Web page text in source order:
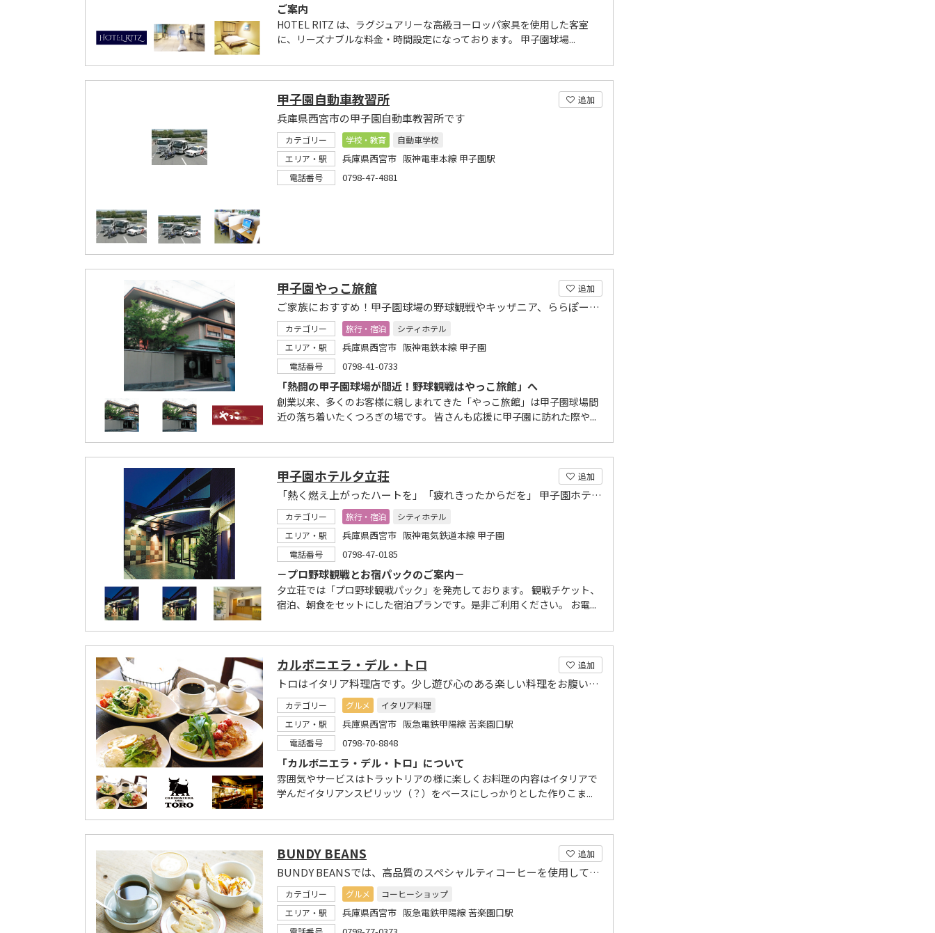
ご案内
HOTEL RITZ は、ラグジュアリーな高級ヨーロッパ家具を使用した客室
に、リーズナブルな料金・時間設定になっております。 甲子園球場...
追加
甲子園自動車教習所
兵庫県西宮市の甲子園自動車教習所です
カテゴリー 学校・教育
自動車学校
エリア・駅
兵庫県西宮市 阪神電車本線 甲子園駅
電話番号 0798-47-4881
追加
甲子園やっこ旅館
ご家族におすすめ！甲子園球場の野球観戦やキッザニア、ららぽーとを楽しむ拠点にぴったりです！
カテゴリー 旅行・宿泊
シティホテル
エリア・駅
兵庫県西宮市 阪神電鉄本線 甲子園
電話番号 0798-41-0733
「熱闘の甲子園球場が間近！野球観戦はやっこ旅館」へ
創業以来、多くのお客様に親しまれてきた「やっこ旅館」は甲子園球場間
近の落ち着いたくつろぎの場です。 皆さんも応援に甲子園に訪れた際や...
追加
甲子園ホテル夕立荘
「熱く燃え上がったハートを」「疲れきったからだを」 甲子園ホテル夕立荘がいやします。
カテゴリー 旅行・宿泊
シティホテル
エリア・駅
兵庫県西宮市 阪神電気鉄道本線 甲子園
電話番号 0798-47-0185
－プロ野球観戦とお宿パックのご案内－
夕立荘では「プロ野球観戦パック」を発売しております。 観戦チケット、
宿泊、朝食をセットにした宿泊プランです。是非ご利用ください。 お電...
追加
カルボニエラ・デル・トロ
トロはイタリア料理店です。少し遊び心のある楽しい料理をお腹いっぱい召し上がって下さい
カテゴリー グルメ
イタリア料理
エリア・駅
兵庫県西宮市 阪急電鉄甲陽線 苦楽園口駅
電話番号 0798-70-8848
「カルボニエラ・デル・トロ」について
雰囲気やサービスはトラットリアの様に楽しくお料理の内容はイタリアで
学んだイタリアンスピリッツ（？）をベースにしっかりとした作りこま...
追加
BUNDY BEANS
BUNDY BEANSでは、高品質のスペシャルティコーヒーを使用しています。
カテゴリー グルメ
コーヒーショップ
エリア・駅
兵庫県西宮市 阪急電鉄甲陽線 苦楽園口駅